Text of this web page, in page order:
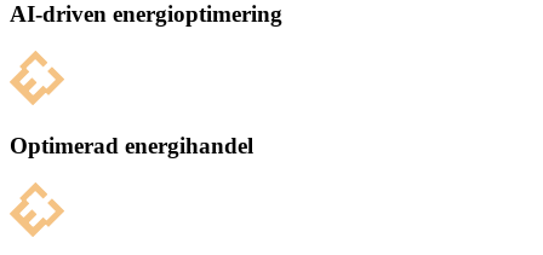
AI-driven energioptimering
Optimerad energihandel